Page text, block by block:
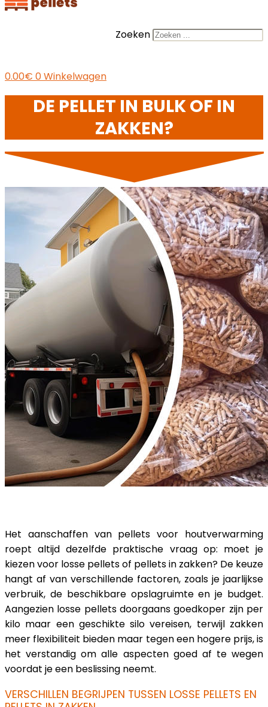
Zoeken
0.00€ 0Winkelwagen
DE PELLET IN BULK OF IN
ZAKKEN?
Het aanschaffen van pellets voor houtverwarming
roept altijd dezelfde praktische vraag op: moet je
kiezen voor losse pellets of pellets in zakken? De keuze
hangt af van verschillende factoren, zoals je jaarlijkse
verbruik, de beschikbare opslagruimte en je budget.
Aangezien losse pellets doorgaans goedkoper zijn per
kilo maar een geschikte silo vereisen, terwijl zakken
meer flexibiliteit bieden maar tegen een hogere prijs, is
het verstandig om alle aspecten goed af te wegen
voordat je een beslissing neemt.
VERSCHILLEN BEGRIJPEN TUSSEN LOSSE PELLETS EN